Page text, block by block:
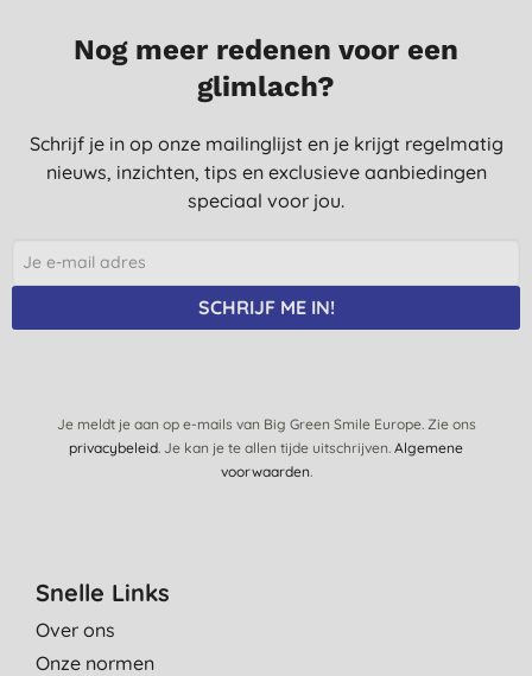
Deze shampoo schuimt heerlijk en ruikt lekker fris. Voelt prettig
K. T., Zwolle
12-3-2016
Het ruikt en voelt fris aan.
L. M. H. D. S., SINT-
KATELIJNE-WAVER
fijn om mee wakker te worden.
M. V. L., Zwaag
27-5-2015
Nog meer redenen voor een
glimlach?
Schrijf je in op onze mailinglijst en je krijgt regelmatig
nieuws, inzichten, tips en exclusieve aanbiedingen
speciaal voor jou.
SCHRIJF ME IN!
Je meldt je aan op e-mails van Big Green Smile Europe. Zie ons
privacybeleid. Je kan je te allen tijde uitschrijven. Algemene
voorwaarden.
Snelle Links
Over ons
Onze normen